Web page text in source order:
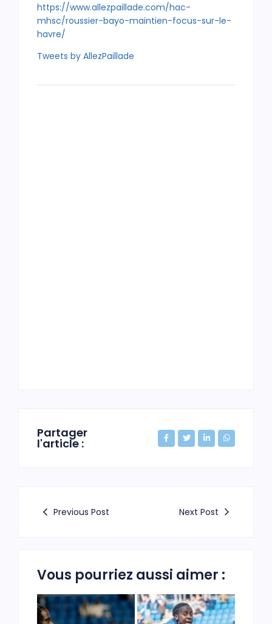
https://www.allezpaillade.com/hac-
mhsc/roussier-bayo-maintien-focus-sur-le-
havre/
Tweets by AllezPaillade
Partager
l'article :
Previous Post Next Post
Vous pourriez aussi aimer :